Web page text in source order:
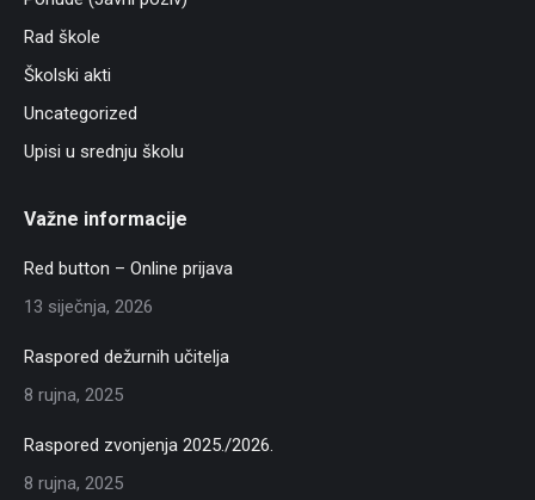
Rad škole
Školski akti
Uncategorized
Upisi u srednju školu
Važne informacije
Red button – Online prijava
13 siječnja, 2026
Raspored dežurnih učitelja
8 rujna, 2025
Raspored zvonjenja 2025./2026.
8 rujna, 2025